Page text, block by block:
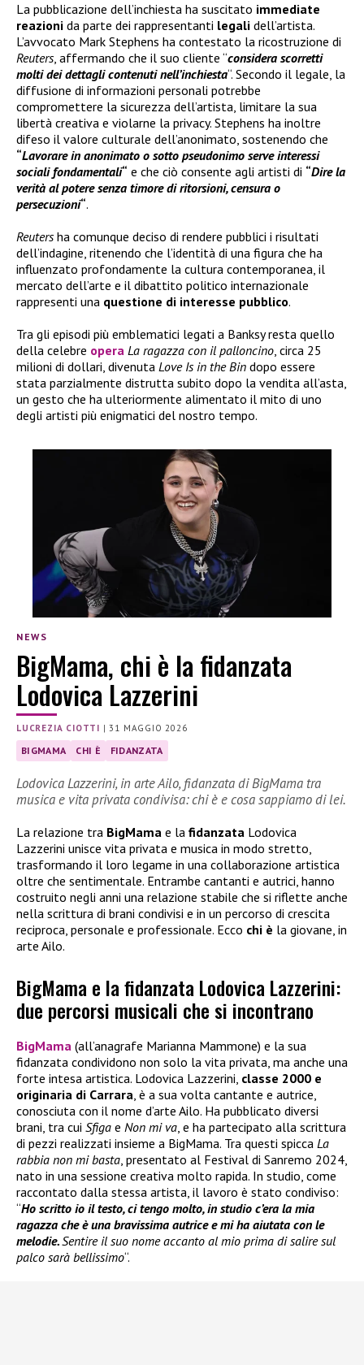
La pubblicazione dell’inchiesta ha suscitato immediate
reazioni da parte dei rappresentanti legali dell’artista.
L’avvocato Mark Stephens ha contestato la ricostruzione di
Reuters, affermando che il suo cliente “considera scorretti
molti dei dettagli contenuti nell’inchiesta“. Secondo il legale, la
diffusione di informazioni personali potrebbe
compromettere la sicurezza dell’artista, limitare la sua
libertà creativa e violarne la privacy. Stephens ha inoltre
difeso il valore culturale dell’anonimato, sostenendo che
“Lavorare in anonimato o sotto pseudonimo serve interessi
sociali fondamentali“ e che ciò consente agli artisti di “Dire la
verità al potere senza timore di ritorsioni, censura o
persecuzioni“.
Reutersha comunque deciso di rendere pubblici i risultati
dell’indagine, ritenendo che l’identità di una figura che ha
influenzato profondamente la cultura contemporanea, il
mercato dell’arte e il dibattito politico internazionale
rappresenti una questione di interesse pubblico.
Tra gli episodi più emblematici legati a Banksy resta quello
della celebre opera La ragazza con il palloncino, circa 25
milioni di dollari, divenuta Love Is in the Bin dopo essere
stata parzialmente distrutta subito dopo la vendita all’asta,
un gesto che ha ulteriormente alimentato il mito di uno
degli artisti più enigmatici del nostro tempo.
NEWS
BigMama, chi è la fidanzata
Lodovica Lazzerini
LUCREZIA CIOTTI |31 MAGGIO 2026
BIGMAMA CHI È FIDANZATA
Lodovica Lazzerini, in arte Ailo, fidanzata di BigMama tra
musica e vita privata condivisa: chi è e cosa sappiamo di lei.
La relazione tra BigMama e la fidanzata Lodovica
Lazzerini unisce vita privata e musica in modo stretto,
trasformando il loro legame in una collaborazione artistica
oltre che sentimentale. Entrambe cantanti e autrici, hanno
costruito negli anni una relazione stabile che si riflette anche
nella scrittura di brani condivisi e in un percorso di crescita
reciproca, personale e professionale. Ecco chi è la giovane, in
arte Ailo.
BigMama e la fidanzata Lodovica Lazzerini:
due percorsi musicali che si incontrano
BigMama (all’anagrafe Marianna Mammone) e la sua
fidanzata condividono non solo la vita privata, ma anche una
forte intesa artistica. Lodovica Lazzerini, classe 2000 e
originaria di Carrara , è a sua volta cantante e autrice,
conosciuta con il nome d’arte Ailo. Ha pubblicato diversi
brani, tra cui Sfiga e Non mi va , e ha partecipato alla scrittura
di pezzi realizzati insieme a BigMama. Tra questi spicca La
rabbia non mi basta , presentato al Festival di Sanremo 2024,
nato in una sessione creativa molto rapida. In studio, come
raccontato dalla stessa artista, il lavoro è stato condiviso:
“Ho scritto io il testo, ci tengo molto, in studio c’era la mia
ragazza che è una bravissima autrice e mi ha aiutata con le
melodie.Sentire il suo nome accanto al mio prima di salire sul
palco sarà bellissimo“.